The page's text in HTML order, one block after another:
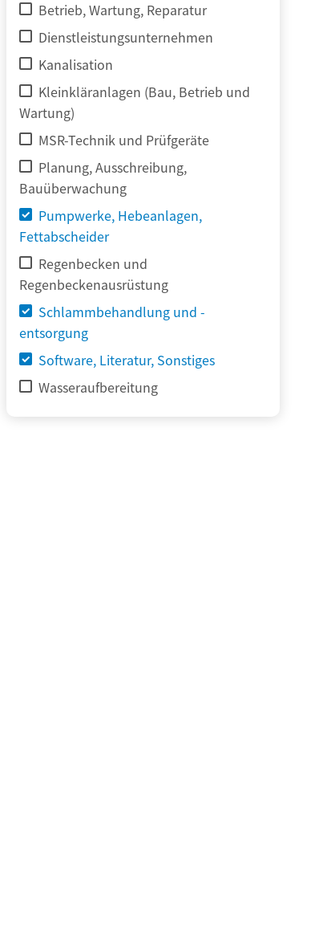
Betrieb, Wartung, Reparatur
Dienstleistungsunternehmen
Kanalisation
Kleinkläranlagen (Bau, Betrieb und
Wartung)
MSR-Technik und Prüfgeräte
Planung, Ausschreibung,
Bauüberwachung
Pumpwerke, Hebeanlagen,
Fettabscheider
Regenbecken und
Regenbeckenausrüstung
Schlammbehandlung und -
entsorgung
Software, Literatur, Sonstiges
Wasseraufbereitung